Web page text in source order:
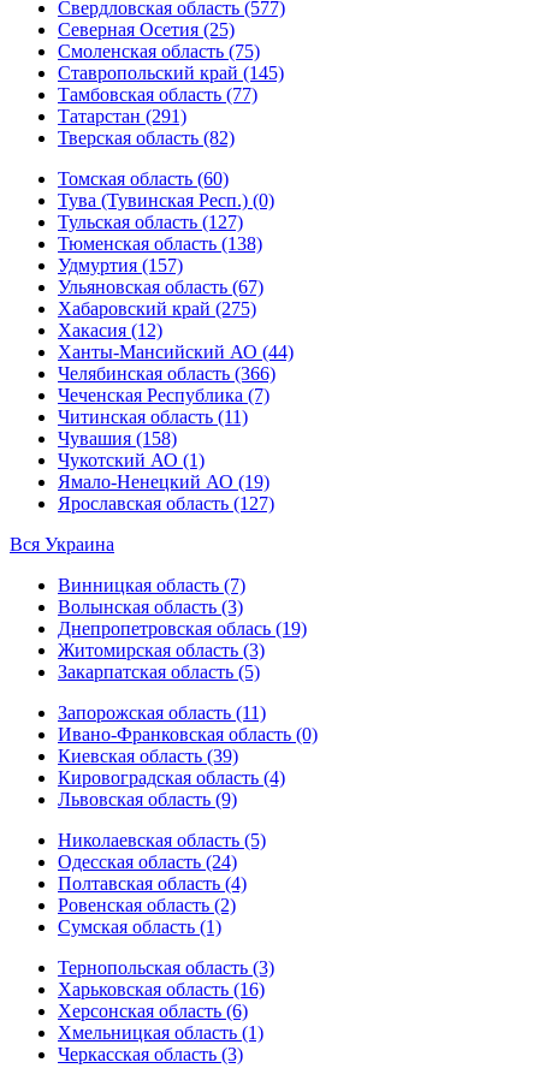
Свердловская область (577)
Северная Осетия (25)
Смоленская область (75)
Ставропольский край (145)
Тамбовская область (77)
Татарстан (291)
Тверская область (82)
Томская область (60)
Тува (Тувинская Респ.) (0)
Тульская область (127)
Тюменская область (138)
Удмуртия (157)
Ульяновская область (67)
Хабаровский край (275)
Хакасия (12)
Ханты-Мансийский АО (44)
Челябинская область (366)
Чеченская Республика (7)
Читинская область (11)
Чувашия (158)
Чукотский АО (1)
Ямало-Ненецкий АО (19)
Ярославская область (127)
Вся Украина
Винницкая область (7)
Волынская область (3)
Днепропетровская облась (19)
Житомирская область (3)
Закарпатская область (5)
Запорожская область (11)
Ивано-Франковская область (0)
Киевская область (39)
Кировоградская область (4)
Львовская область (9)
Николаевская область (5)
Одесская область (24)
Полтавская область (4)
Ровенская область (2)
Сумская область (1)
Тернопольская область (3)
Харьковская область (16)
Херсонская область (6)
Хмельницкая область (1)
Черкасская область (3)